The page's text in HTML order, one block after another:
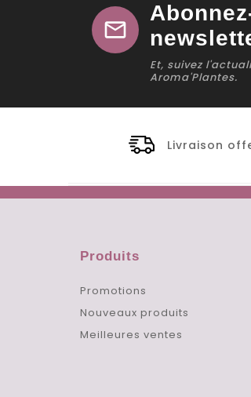
mail
Et, suivez
Aroma'Plantes.
Livraison
Produits
Promotions
Nouveaux produits
Meilleures ventes